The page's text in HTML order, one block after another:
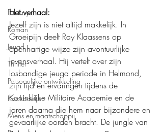
Fantasy
Roman
Jeugd
Thriller
Persoonlijke ontwikkeling
Kookboeken
Mens en maatschappij
Het verhaal:
Jezelf zijn is niet altijd makkelijk. In
Groeipijn deelt Ray Klaassens op
openhartige wijze zijn avontuurlijke
levensverhaal. Hij vertelt over zijn
losbandige jeugd periode in Helmond,
zijn tijd en ervaringen tijdens de
Koninklijke Militaire Academie en de
jaren daarna die hem naar bijzondere en
gevaarlijke oorden bracht. De jungle van